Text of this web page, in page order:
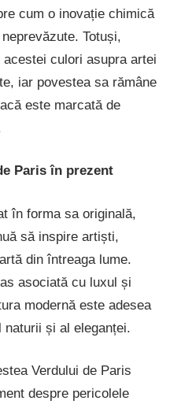
cum o inovație chimică
Totuși,
culori asupra artei
iar povestea sa rămâne
este marcată de
Paris în prezent
în forma sa originală,
să inspire artiști,
din întreaga lume.
asociată cu luxul și
modernă este adesea
și al eleganței.
Verdului de Paris
despre pericolele